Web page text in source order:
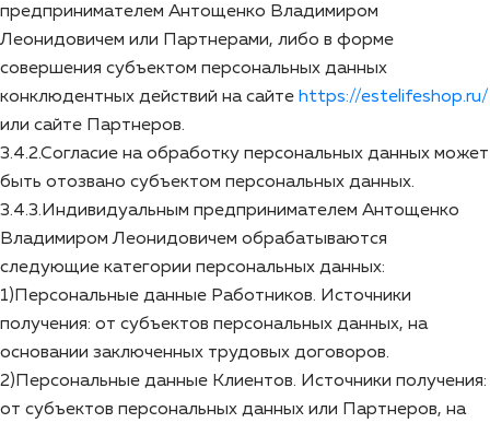
предпринимателем Антощенко Владимиром
Леонидовичем или Партнерами, либо в форме
совершения субъектом персональных данных
конклюдентных действий на сайте https://estelifeshop.ru/
или сайте Партнеров.
3.4.2.Согласие на обработку персональных данных может
быть отозвано субъектом персональных данных.
3.4.3.Индивидуальным предпринимателем Антощенко
Владимиром Леонидовичем обрабатываются
следующие категории персональных данных:
1)Персональные данные Работников. Источники
получения: от субъектов персональных данных, на
основании заключенных трудовых договоров.
2)Персональные данные Клиентов. Источники получения:
от субъектов персональных данных или Партнеров, на